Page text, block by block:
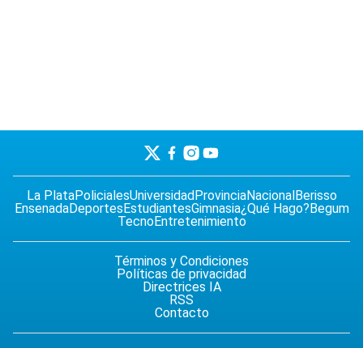
La PlataPolicialesUniversidad ProvinciaNacional Berisso
EnsenadaDeportes EstudiantesGimnasia¿Qué Hago? Begum
TecnoEntretenimiento
Términos y Condiciones
Políticas de privacidad
Directrices IA
RSS
Contacto